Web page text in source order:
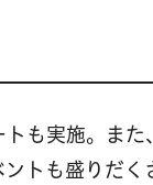
も実施。ま
トも盛りだ